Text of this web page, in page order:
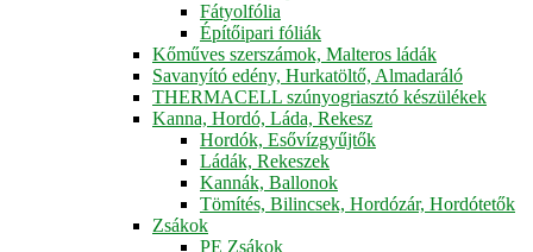
Fátyolfólia
Építőipari fóliák
Kőműves szerszámok, Malteros ládák
Savanyító edény, Hurkatöltő, Almadaráló
THERMACELL szúnyogriasztó készülékek
Kanna, Hordó, Láda, Rekesz
Hordók, Esővízgyűjtők
Ládák, Rekeszek
Kannák, Ballonok
Tömítés, Bilincsek, Hordózár, Hordótetők
Zsákok
PE Zsákok